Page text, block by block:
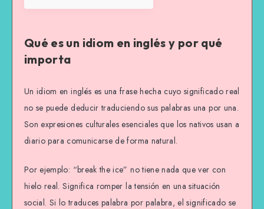
Qué es un idiom en inglés y por qué
importa
Un idiom en inglés es una frase hecha cuyo significado real
no se puede deducir traduciendo sus palabras una por una.
Son expresiones culturales esenciales que los nativos usan a
diario para comunicarse de forma natural.
Por ejemplo: “break the ice” no tiene nada que ver con
hielo real. Significa romper la tensión en una situación
social. Si lo traduces palabra por palabra, el significado se